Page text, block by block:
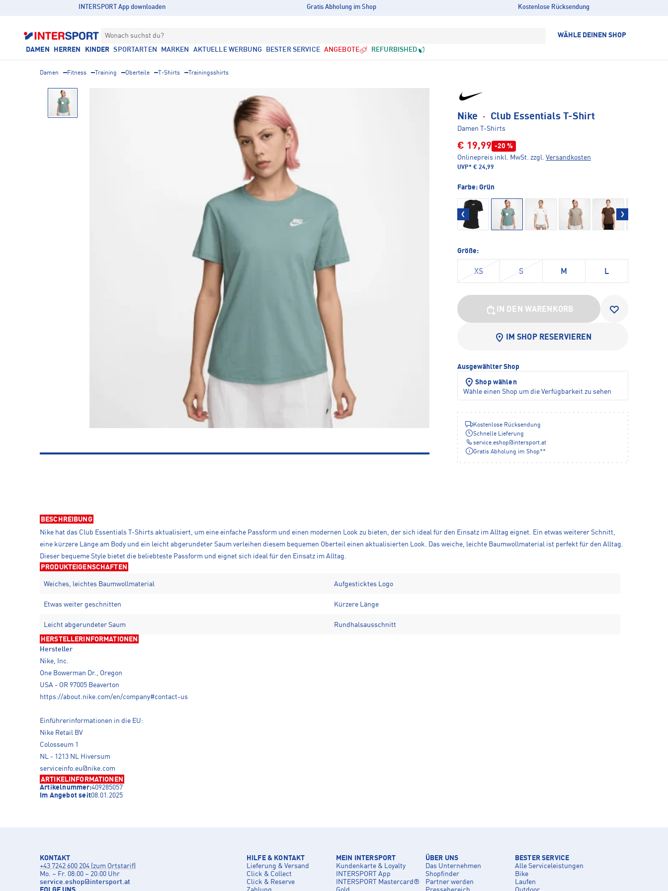
INTERSPORT App downloaden Gratis Abholung im Shop Kostenlose Rücksendung
Wonach suchst du? WÄHLE DEINEN SHOP
DAMEN HERREN KINDER SPORTARTEN MARKEN AKTUELLE WERBUNG BESTER SERVICE ANGEBOTE REFURBISHED
Damen Fitness Training Oberteile T-Shirts Trainingsshirts
Nike · Club Essentials T-Shirt
Damen T-Shirts
€ 19,99 -20 %
Onlinepreis inkl. MwSt. zzgl. Versandkosten
UVP* € 24,99
Farbe: Grün
Größe:
XS S M L
IN DEN WARENKORB
IM SHOP RESERVIEREN
Ausgewählter Shop
Shop wählen
Wähle einen Shop um die Verfügbarkeit zu sehen
Kostenlose Rücksendung
Schnelle Lieferung
service.eshop@intersport.at
Gratis Abholung im Shop**
BESCHREIBUNG
Nike hat das Club Essentials T-Shirts aktualisiert, um eine einfache Passform und einen modernen Look zu bieten, der sich ideal für den Einsatz im Alltag eignet. Ein etwas weiterer Schnitt,
eine kürzere Länge am Body und ein leicht abgerundeter Saum verleihen diesem bequemen Oberteil einen aktualisierten Look. Das weiche, leichte Baumwollmaterial ist perfekt für den Alltag.
Dieser bequeme Style bietet die beliebteste Passform und eignet sich ideal für den Einsatz im Alltag.
PRODUKTEIGENSCHAFTEN
Weiches, leichtes Baumwollmaterial Aufgesticktes Logo
Etwas weiter geschnitten Kürzere Länge
Leicht abgerundeter Saum Rundhalsausschnitt
HERSTELLERINFORMATIONEN
Hersteller
Nike, Inc.
One Bowerman Dr., Oregon
USA - OR 97005 Beaverton
https://about.nike.com/en/company#contact-us
Einführerinformationen in die EU:
Nike Retail BV
Colosseum 1
NL - 1213 NL Hiversum
serviceinfo.eu@nike.com
ARTIKELINFORMATIONEN
Artikelnummer:409285057
Im Angebot seit08.01.2025
KONTAKT
+43 7242 600 204 (zum Ortstarif)
Mo. – Fr. 08:00 – 20:00 Uhr
service.eshop@intersport.at
HILFE & KONTAKT
Lieferung & Versand
Click & Collect
Click & Reserve
MEIN INTERSPORT
Kundenkarte & Loyalty
INTERSPORT App
INTERSPORT Mastercard®
ÜBER UNS
Das Unternehmen
Shopfinder
Partner werden
BESTER SERVICE
Alle Serviceleistungen
Bike
Laufen